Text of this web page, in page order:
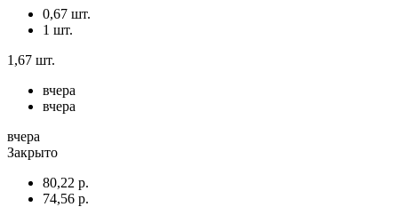
0,67 шт.
1 шт.
1,67 шт.
вчера
вчера
вчера
Закрыто
80,22 р.
74,56 р.